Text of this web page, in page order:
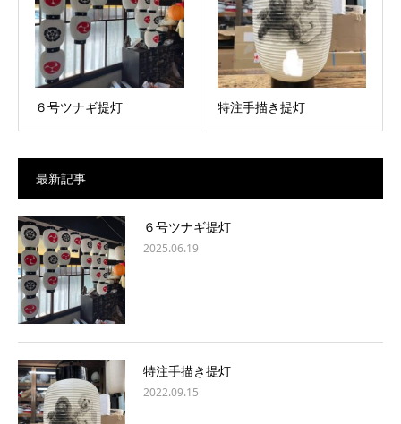
６号ツナギ提灯 特注手描き提灯
最新記事
６号ツナギ提灯
2025.06.19
特注手描き提灯
2022.09.15